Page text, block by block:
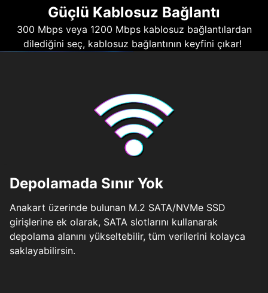
Güçlü Kablosuz Bağlantı
300 Mbps veya 1200 Mbps kablosuz bağlantılardan
dilediğini seç, kablosuz bağlantının keyfini çıkar!
Depolamada Sınır Yok
Anakart üzerinde bulunan M.2 SATA/NVMe SSD
girişlerine ek olarak, SATA slotlarını kullanarak
depolama alanını yükseltebilir, tüm verilerini kolayca
saklayabilirsin.